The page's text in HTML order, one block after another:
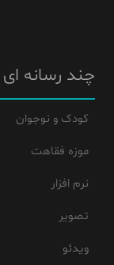
چند رسانه ای
کودک و نوجوان
موزه فقاهت
نرم افزار
تصویر
ویدئو